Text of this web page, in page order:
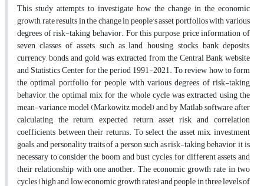
This study attempts to investigate how the change in the economic
growth rate results in the change in people’s asset portfolios with various
degrees of risk-taking behavior. For this purpose, price information of
seven classes of assets, such as land, housing, stocks, bank deposits,
currency, bonds, and gold, was extracted from the Central Bank website
and Statistics Center for the period 1991-2021. To review how to form
the optimal portfolio for people with various degrees of risk-taking
behavior, the optimal mix for the whole cycle was extracted using the
mean-variance model (Markowitz model) and by Matlab software after
calculating the return, expected return, asset risk, and correlation
coefficients between their returns. To select the asset mix, investment
goals, and personality traits of a person such as risk-taking behavior, it is
necessary to consider the boom and bust cycles for different assets and
their relationship with one another. The economic growth rate in two
cycles (high and low economic growth rates) and people in three levels of